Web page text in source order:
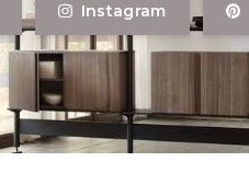
Instagram